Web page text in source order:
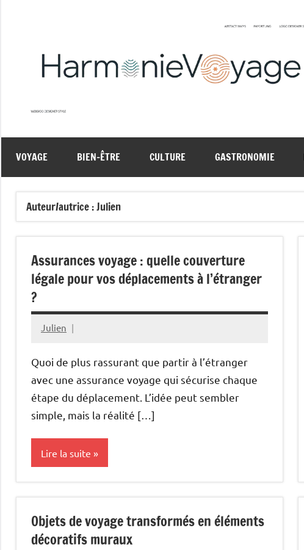
VOYAGE BIEN-ÊTRE CULTURE GASTRONOMIE
Auteur/autrice :Julien
Assurances voyage : quelle couverture
légale pour vos déplacements à l’étranger
?
décembre
2025
Julien
Quoi de plus rassurant que partir à l’étranger
avec une assurance voyage qui sécurise chaque
étape du déplacement. L’idée peut sembler
simple, mais la réalité […]
Lire la suite
Objets de voyage transformés en éléments
décoratifs muraux